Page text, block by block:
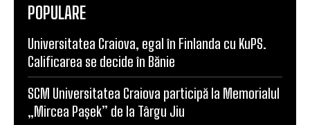
POPULARE
Universitatea Craiova, egal în Finlanda cu KuPS.
Calificarea se decide în Bănie
SCM Universitatea Craiova participă la Memorialul
„Mircea Pașek” de la Târgu Jiu